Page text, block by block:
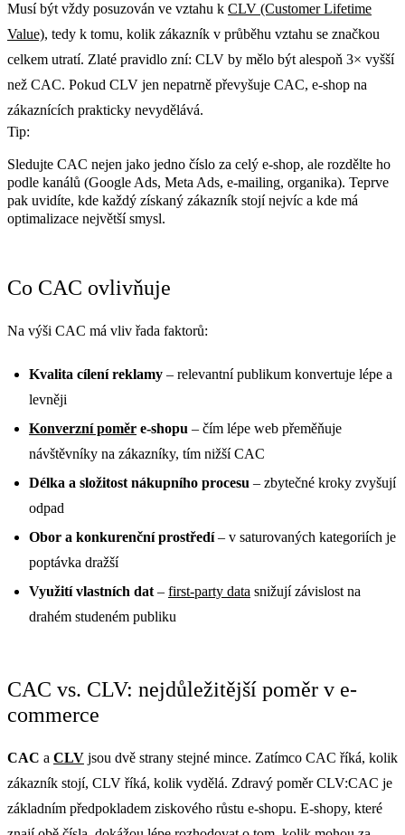
Musí být vždy posuzován ve vztahu k CLV (Customer Lifetime
Value), tedy k tomu, kolik zákazník v průběhu vztahu se značkou
celkem utratí. Zlaté pravidlo zní: CLV by mělo být alespoň 3× vyšší
než CAC. Pokud CLV jen nepatrně převyšuje CAC, e-shop na
zákaznících prakticky nevydělává.
Tip:
Sledujte CAC nejen jako jedno číslo za celý e-shop, ale rozdělte ho
podle kanálů (Google Ads, Meta Ads, e-mailing, organika). Teprve
pak uvidíte, kde každý získaný zákazník stojí nejvíc a kde má
optimalizace největší smysl.
Co CAC ovlivňuje
Na výši CAC má vliv řada faktorů:
Kvalita cílení reklamy – relevantní publikum konvertuje lépe a
levněji
Konverzní poměr e-shopu – čím lépe web přeměňuje
návštěvníky na zákazníky, tím nižší CAC
Délka a složitost nákupního procesu – zbytečné kroky zvyšují
odpad
Obor a konkurenční prostředí– v saturovaných kategoriích je
poptávka dražší
Využití vlastních dat – first-party data snižují závislost na
drahém studeném publiku
CAC vs. CLV: nejdůležitější poměr v e-
commerce
CAC a CLV jsou dvě strany stejné mince. Zatímco CAC říká, kolik
zákazník stojí, CLV říká, kolik vydělá. Zdravý poměr CLV:CAC je
základním předpokladem ziskového růstu e-shopu. E-shopy, které